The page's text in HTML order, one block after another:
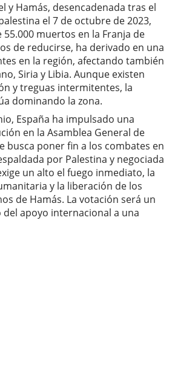
y Hamás, desencadenada tras el
el 7 de octubre de 2023,
55.000 muertos en la Franja de
de reducirse, ha derivado en una
en la región, afectando también
Siria y Libia. Aunque existen
y treguas intermitentes, la
dominando la zona.
España ha impulsado una
en la Asamblea General de
busca poner fin a los combates en
por Palestina y negociada
un alto el fuego inmediato, la
y la liberación de los
de Hamás. La votación será un
apoyo internacional a una